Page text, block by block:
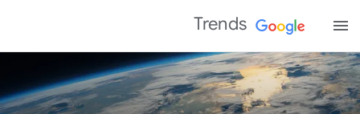
Trends